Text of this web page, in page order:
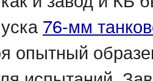
76-мм
опытный